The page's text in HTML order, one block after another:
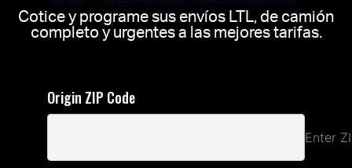
Cotice y programe sus envíos LTL, de camión
completo y urgentes a las mejores tarifas.
Origin ZIP Code
Enter